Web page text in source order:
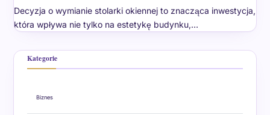
Decyzja o wymianie stolarki okiennej to znacząca inwestycja,
która wpływa nie tylko na estetykę budynku,…
Kategorie
Biznes